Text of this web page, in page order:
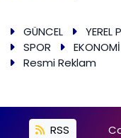
GÜNCEL YEREL
SPOR
EKONOMİ
Resmi Reklam
RSS